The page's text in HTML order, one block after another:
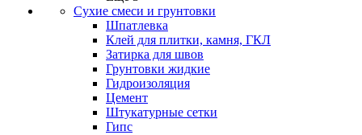
Сухие смеси и грунтовки
Шпатлевка
Клей для плитки, камня, ГКЛ
Затирка для швов
Грунтовки жидкие
Гидроизоляция
Цемент
Штукатурные сетки
Гипс